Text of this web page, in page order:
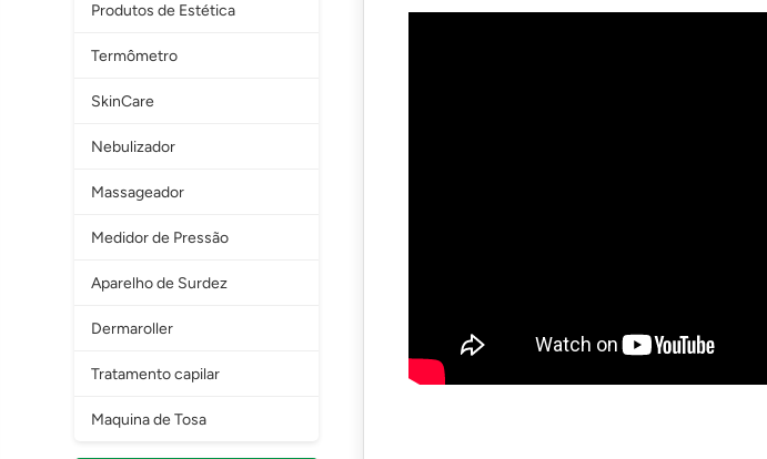
Produtos de Estética
Termômetro
SkinCare
Nebulizador
Massageador
Medidor de Pressão
Aparelho de Surdez
Dermaroller
Tratamento capilar
Maquina de Tosa